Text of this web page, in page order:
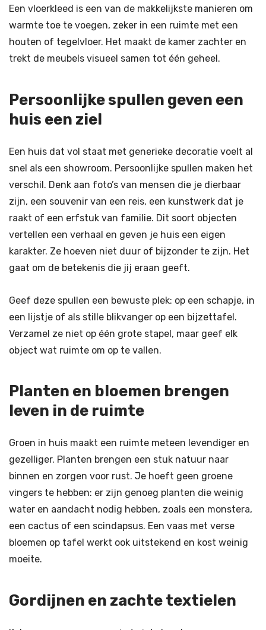
Een vloerkleed is een van de makkelijkste manieren om
warmte toe te voegen, zeker in een ruimte met een
houten of tegelvloer. Het maakt de kamer zachter en
trekt de meubels visueel samen tot één geheel.
Persoonlijke spullen geven een
huis een ziel
Een huis dat vol staat met generieke decoratie voelt al
snel als een showroom. Persoonlijke spullen maken het
verschil. Denk aan foto’s van mensen die je dierbaar
zijn, een souvenir van een reis, een kunstwerk dat je
raakt of een erfstuk van familie. Dit soort objecten
vertellen een verhaal en geven je huis een eigen
karakter. Ze hoeven niet duur of bijzonder te zijn. Het
gaat om de betekenis die jij eraan geeft.
Geef deze spullen een bewuste plek: op een schapje, in
een lijstje of als stille blikvanger op een bijzettafel.
Verzamel ze niet op één grote stapel, maar geef elk
object wat ruimte om op te vallen.
Planten en bloemen brengen
leven in de ruimte
Groen in huis maakt een ruimte meteen levendiger en
gezelliger. Planten brengen een stuk natuur naar
binnen en zorgen voor rust. Je hoeft geen groene
vingers te hebben: er zijn genoeg planten die weinig
water en aandacht nodig hebben, zoals een monstera,
een cactus of een scindapsus. Een vaas met verse
bloemen op tafel werkt ook uitstekend en kost weinig
moeite.
Gordijnen en zachte textielen